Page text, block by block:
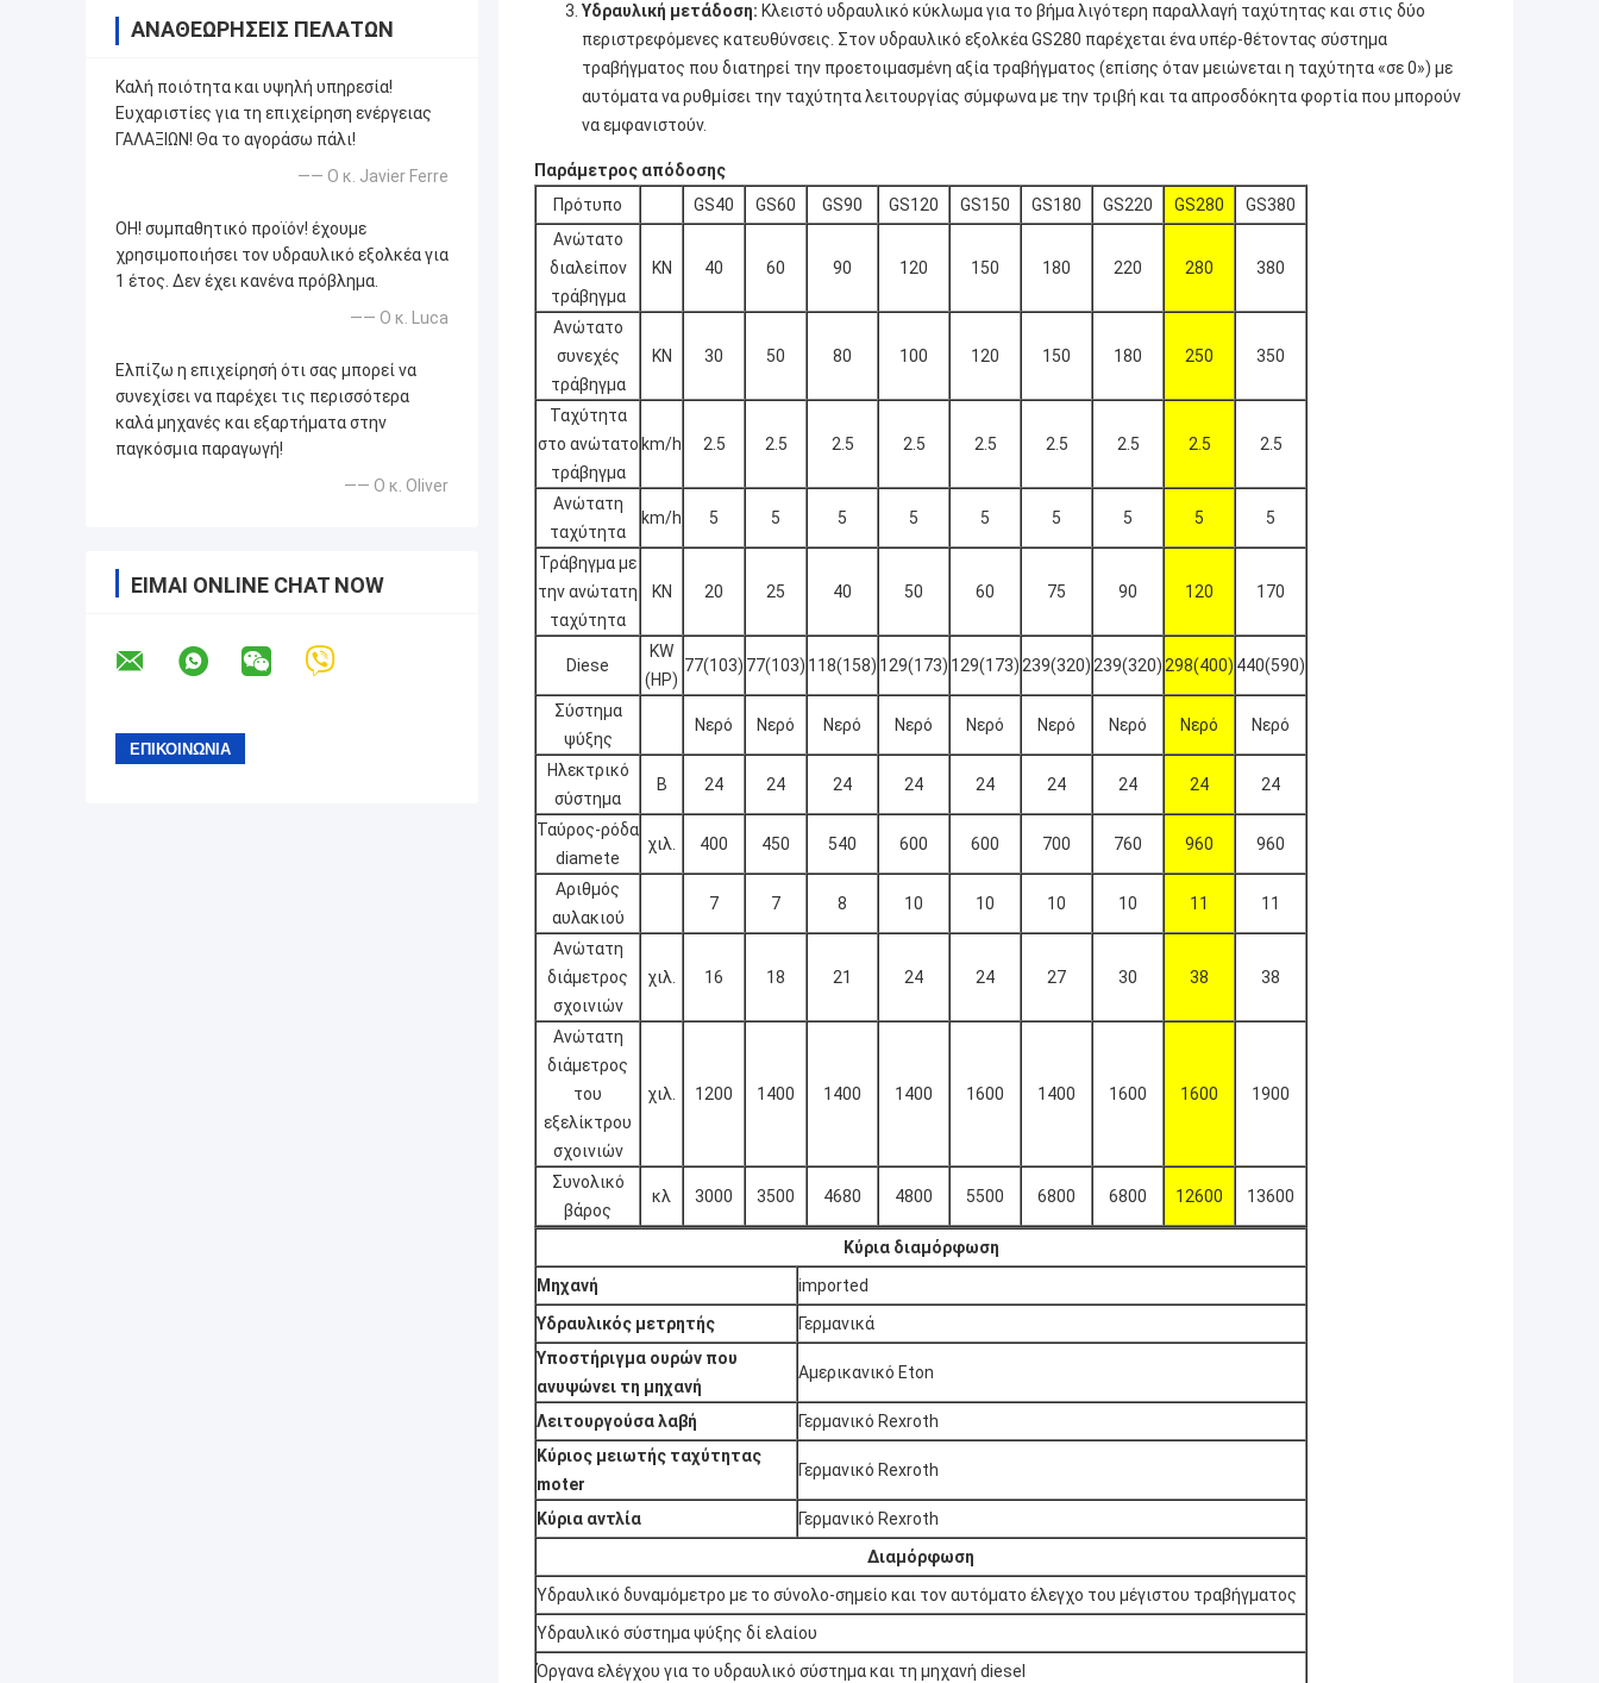
ΑΝΑΘΕΩΡΉΣΕΙΣ ΠΕΛΑΤΏΝ
Καλή ποιότητα και υψηλή υπηρεσία!
Ευχαριστίες για τη επιχείρηση ενέργειας
ΓΑΛΑΞΙΩΝ! Θα το αγοράσω πάλι!
—— Ο κ. Javier Ferre
OH! συμπαθητικό προϊόν! έχουμε
χρησιμοποιήσει τον υδραυλικό εξολκέα για
1 έτος. Δεν έχει κανένα πρόβλημα.
—— Ο κ. Luca
Ελπίζω η επιχείρησή ότι σας μπορεί να
συνεχίσει να παρέχει τις περισσότερα
καλά μηχανές και εξαρτήματα στην
παγκόσμια παραγωγή!
—— Ο κ. Oliver
ΕΊΜΑΙ ONLINE CHAT NOW
Υδραυλική μετάδοση: Κλειστό υδραυλικό κύκλωμα για το βήμα λιγότερη παραλλαγή ταχύτητας και στις δύο
περιστρεφόμενες κατευθύνσεις. Στον υδραυλικό εξολκέα GS280 παρέχεται ένα υπέρ-θέτοντας σύστημα
τραβήγματος που διατηρεί την προετοιμασμένη αξία τραβήγματος (επίσης όταν μειώνεται η ταχύτητα «σε 0») με
αυτόματα να ρυθμίσει την ταχύτητα λειτουργίας σύμφωνα με την τριβή και τα απροσδόκητα φορτία που μπορούν
να εμφανιστούν.
Παράμετρος απόδοσης
Πρότυπο
GS40 GS60 GS90 GS120 GS150 GS180 GS220 GS280
GS380
Ανώτατο
διαλείπον
τράβηγμα
KN 40 60 90 120 150 180 220 280 380
Ανώτατο
συνεχές
τράβηγμα
KN 30 50 80 100 120 150 180 250 350
Ταχύτητα
στο ανώτατο
τράβηγμα
km/h 2.5 2.5 2.5 2.5 2.5 2.5 2.5 2.5 2.5
Ανώτατη
ταχύτητα
km/h 5 5 5 5 5 5 5 5 5
Τράβηγμα με
την ανώτατη
ταχύτητα
KN 20 25 40 50 60 75 90 120 170
Diese
KW
(HP)
77(103) 77(103) 118(158) 129(173) 129(173)239(320)239(320)298(400) 440(590)
Σύστημα
ψύξης
Νερό Νερό Νερό Νερό Νερό Νερό Νερό Νερό Νερό
Ηλεκτρικό
σύστημα
Β 24 24 24 24 24 24 24 24 24
Ταύρος-ρόδα
diamete
χιλ. 400 450 540 600 600 700 760 960 960
Αριθμός
αυλακιού
7 7 8 10 10 10 10 11 11
Ανώτατη
διάμετρος
σχοινιών
χιλ. 16 18 21 24 24 27 30 38 38
Ανώτατη
διάμετρος
του
εξελίκτρου
σχοινιών
χιλ. 1200 1400 1400 1400 1600 1400 1600 1600 1900
Συνολικό
βάρος
κλ 3000 3500 4680 4800 5500 6800 6800 12600 13600
Κύρια διαμόρφωση
Μηχανή
imported
Υδραυλικός μετρητής
Γερμανικά
Υποστήριγμα ουρών που
ανυψώνει τη μηχανή
Αμερικανικό Eton
Λειτουργούσα λαβή
Γερμανικό Rexroth
Κύριος μειωτής ταχύτητας
moter
Γερμανικό Rexroth
Κύρια αντλία
Γερμανικό Rexroth
Διαμόρφωση
Υδραυλικό δυναμόμετρο με το σύνολο-σημείο και τον αυτόματο έλεγχο του μέγιστου τραβήγματος
Υδραυλικό σύστημα ψύξης δί ελαίου
Όργανα ελέγχου για το υδραυλικό σύστημα και τη μηχανή diesel